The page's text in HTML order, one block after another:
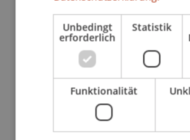
im luftleeren Raum getroffen
Beziehung zu etwas
Eine Frage der Haltung
Am Ende ist das alles keine
Natürlich gibt es
Prozesse und auch die Kosten.
Unbedingt
erforderlich
Statistik
Funktionalität